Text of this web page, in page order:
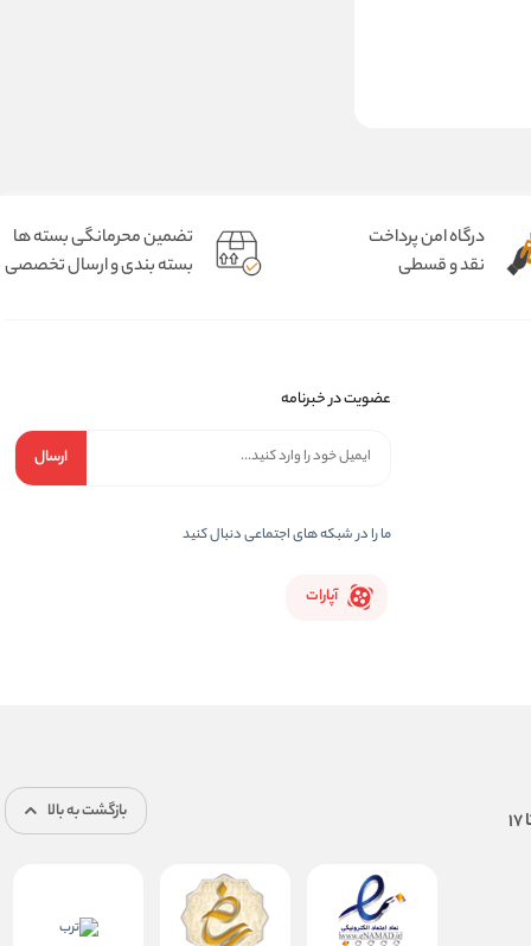
درگاه امن پرداخت
نقد و قسطی
تضمین محرمانگی بسته ها
بسته بندی و ارسال تخصصی
عضویت در خبرنامه
ارسال
ما را در شبکه های اجتماعی دنبال کنید
آپارات
بازگشت به بالا